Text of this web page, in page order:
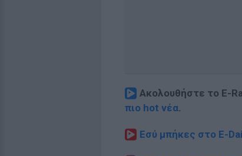
Ακολουθήστε το E-
πιο hot νέα.
Εσύ μπήκες στο E-